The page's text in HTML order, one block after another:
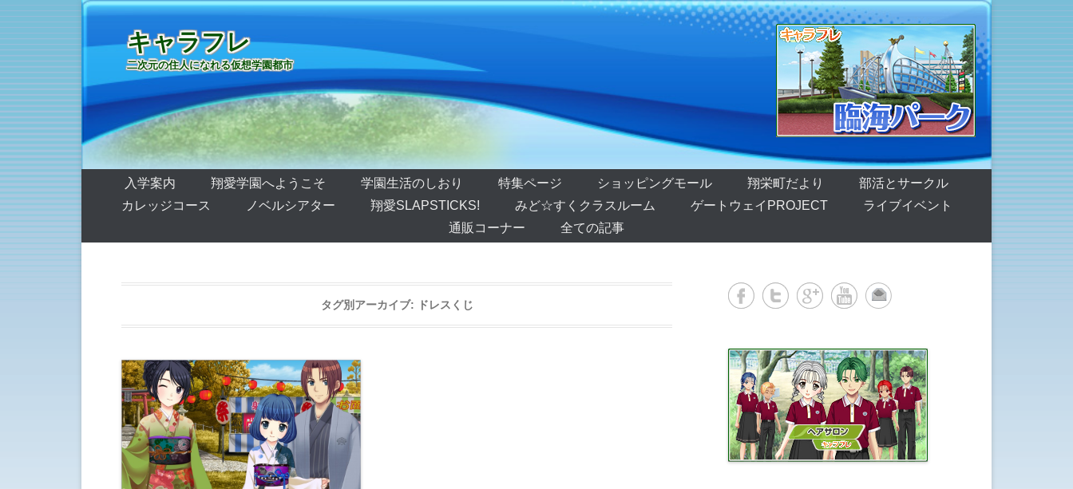
キャラフレ
二次元の住人になれる仮想学園都市
第1メニュー
コンテンツへ移動
入学案内 翔愛学園へようこそ 学園生活のしおり 特集ページ ショッピングモール 翔栄町だより
部活とサークル
カレッジコース
ノベルシアター 翔愛SLAPSTICKS! みど☆すくクラスルーム ゲートウェイPROJECT
ライブイベント
通販コーナー
全ての記事
タグ別アーカイブ: ドレスくじ